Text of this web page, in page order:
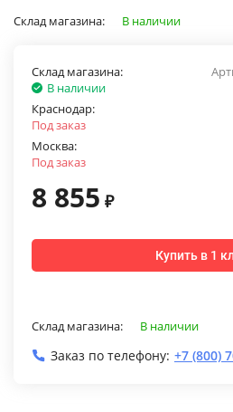
Склад магазина: В наличии
Склад магазина:
В наличии
Краснодар:
Под заказ
Москва:
Под заказ
8 855 ₽
Купить в 1
Склад магазина: В наличии
Заказ по телефону: +7 (800)